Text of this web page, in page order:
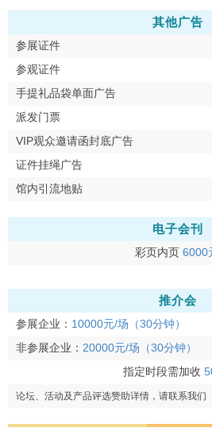
其他广告
参展证件
参观证件
手提礼品袋单面广告
派发门票
VIP观众邀请函封底广告
证件挂绳广告
馆内引流地贴
电子会刊
彩页内页 6000
推介会
参展企业： 10000元/场（30分钟）
非参展企业： 20000元/场（30分钟）
指定时段需加收
论坛、活动及产品评选赞助详情，请联系我们